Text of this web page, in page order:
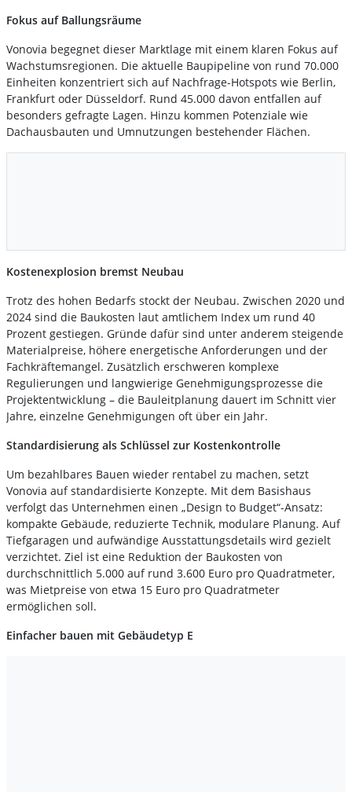
Fokus auf Ballungsräume
Vonovia begegnet dieser Marktlage mit einem klaren Fokus auf
Wachstumsregionen. Die aktuelle Baupipeline von rund 70.000
Einheiten konzentriert sich auf Nachfrage-Hotspots wie Berlin,
Frankfurt oder Düsseldorf. Rund 45.000 davon entfallen auf
besonders gefragte Lagen. Hinzu kommen Potenziale wie
Dachausbauten und Umnutzungen bestehender Flächen.
Kostenexplosion bremst Neubau
Trotz des hohen Bedarfs stockt der Neubau. Zwischen 2020 und
2024 sind die Baukosten laut amtlichem Index um rund 40
Prozent gestiegen. Gründe dafür sind unter anderem steigende
Materialpreise, höhere energetische Anforderungen und der
Fachkräftemangel. Zusätzlich erschweren komplexe
Regulierungen und langwierige Genehmigungsprozesse die
Projektentwicklung – die Bauleitplanung dauert im Schnitt vier
Jahre, einzelne Genehmigungen oft über ein Jahr.
Standardisierung als Schlüssel zur Kostenkontrolle
Um bezahlbares Bauen wieder rentabel zu machen, setzt
Vonovia auf standardisierte Konzepte. Mit dem Basishaus
verfolgt das Unternehmen einen „Design to Budget“-Ansatz:
kompakte Gebäude, reduzierte Technik, modulare Planung. Auf
Tiefgaragen und aufwändige Ausstattungsdetails wird gezielt
verzichtet. Ziel ist eine Reduktion der Baukosten von
durchschnittlich 5.000 auf rund 3.600 Euro pro Quadratmeter,
was Mietpreise von etwa 15 Euro pro Quadratmeter
ermöglichen soll.
Einfacher bauen mit Gebäudetyp E